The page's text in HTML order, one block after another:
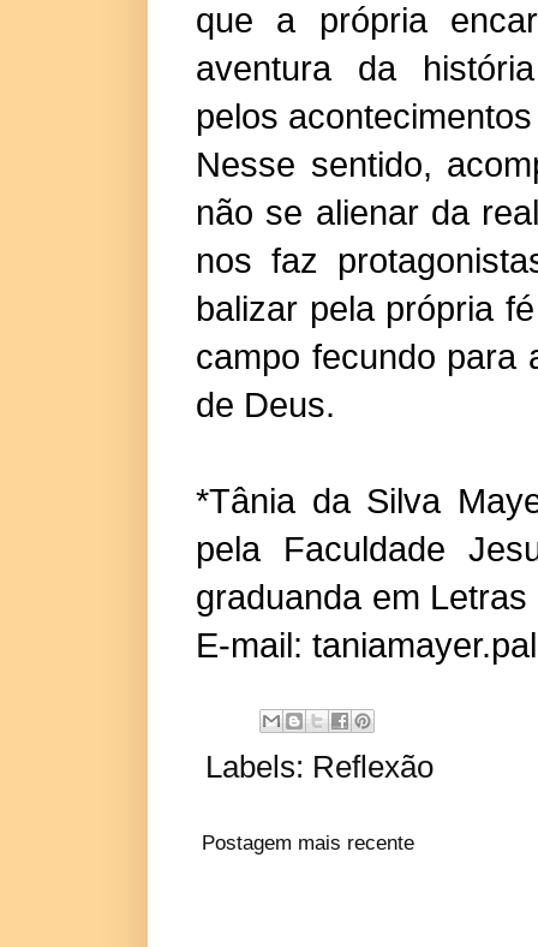
que a própria
aventura da
pelos
Nesse sentido,
não se alienar da
nos faz
balizar pela própria
campo fecundo para
de Deus.
*Tânia da Silva
pela Faculdade
graduanda em
E-mail:
Labels: Reflexão
Postagem mais recente